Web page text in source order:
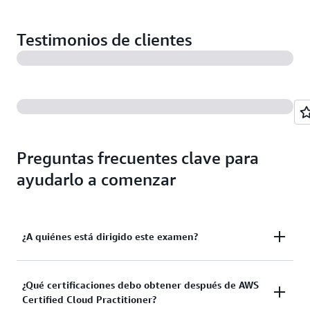
Testimonios de clientes
Preguntas frecuentes clave para
ayudarlo a comenzar
¿A quiénes está dirigido este examen?
El examen está diseñado para candidatos no
familiarizados con la nube que puede que no tengan
¿Qué certificaciones debo obtener después de AWS
Certified Cloud Practitioner?